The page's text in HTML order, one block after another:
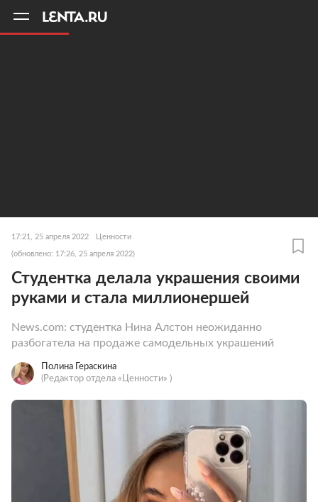
17:21, 25 апреля 2022 Ценности
(обновлено: 17:26, 25 апреля 2022)
Студентка делала украшения своими
руками и стала миллионершей
News.com: студентка Нина Алстон неожиданно
разбогатела на продаже самодельных украшений
Полина Гераскина
(Редактор отдела «Ценности» )